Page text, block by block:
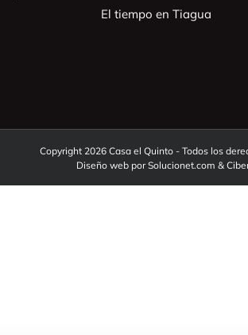
El tiempo en Tiagua
Copyright 2026 Casa el Quinto - Todos los
Diseño web porSolucionet.com &